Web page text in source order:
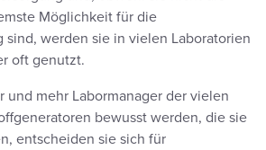
Möglichkeit für die
sind, werden sie in vielen Laboratorien
oft genutzt.
und mehr Labormanager der vielen
bewusst werden, die sie
entscheiden sie sich für